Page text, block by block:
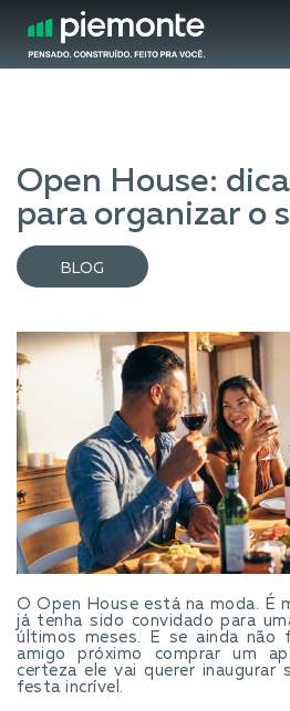
Open House:
para organizar o
BLOG
O Open House está na moda. É
já tenha sido convidado para
últimos meses. E se ainda não
amigo próximo comprar um
certeza ele vai querer inaugurar
festa incrível.